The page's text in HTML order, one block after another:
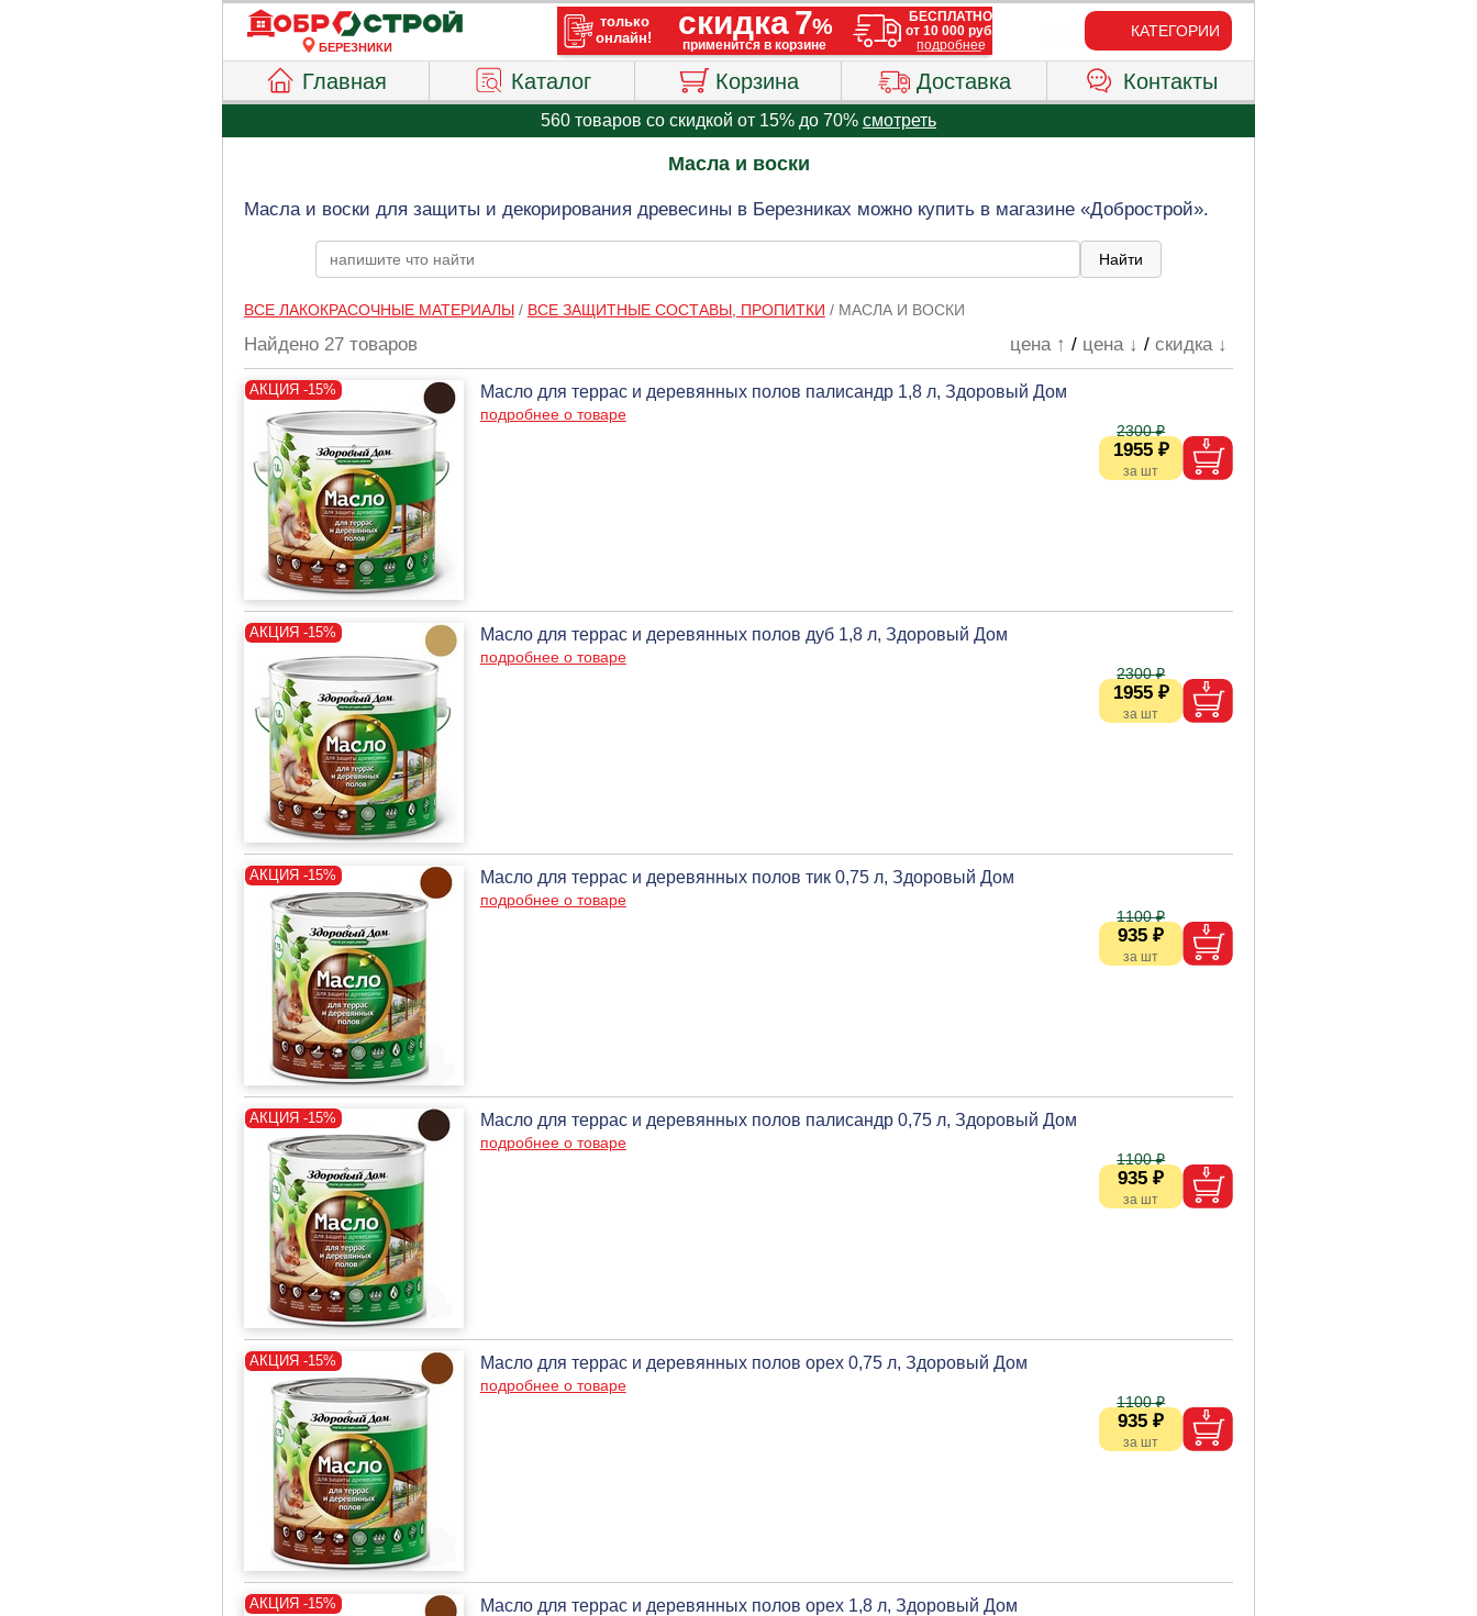
БЕРЕЗНИКИ
КАТЕГОРИИ
Главная Каталог Корзина Доставка Контакты
560 товаров со скидкой от 15% до 70% смотреть
Масла и воски
Масла и воски для защиты и декорирования древесины в Березниках можно купить в магазине «Добрострой».
ВСЕ ЛАКОКРАСОЧНЫЕ МАТЕРИАЛЫ/ ВСЕ ЗАЩИТНЫЕ СОСТАВЫ, ПРОПИТКИ / МАСЛА И ВОСКИ
Найдено 27 товаров цена ↑ / цена ↓ /скидка ↓
Масло для террас и деревянных полов палисандр 1,8 л, Здоровый Дом
подробнее о товаре
1955 ₽
2300 ₽
Масло для террас и деревянных полов дуб 1,8 л, Здоровый Дом
подробнее о товаре
1955 ₽
2300 ₽
Масло для террас и деревянных полов тик 0,75 л, Здоровый Дом
подробнее о товаре
935 ₽
1100 ₽
Масло для террас и деревянных полов палисандр 0,75 л, Здоровый Дом
подробнее о товаре
935 ₽
1100 ₽
Масло для террас и деревянных полов орех 0,75 л, Здоровый Дом
подробнее о товаре
935 ₽
1100 ₽
Масло для террас и деревянных полов орех 1,8 л, Здоровый Дом